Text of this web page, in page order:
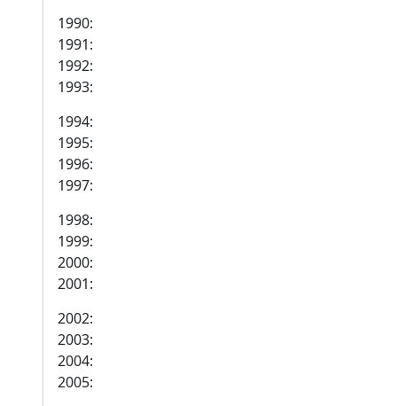
1990:
1991:
1992:
1993:
1994:
1995:
1996:
1997:
1998:
1999:
2000:
2001:
2002:
2003:
2004:
2005: